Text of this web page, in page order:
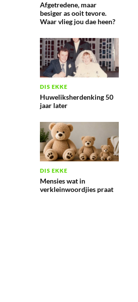
Afgetredene, maar
besiger as ooit tevore.
Waar vlieg jou dae heen?
DIS EKKE
Huweliksherdenking 50
jaar later
DIS EKKE
Mensies wat in
verkleinwoordjies praat